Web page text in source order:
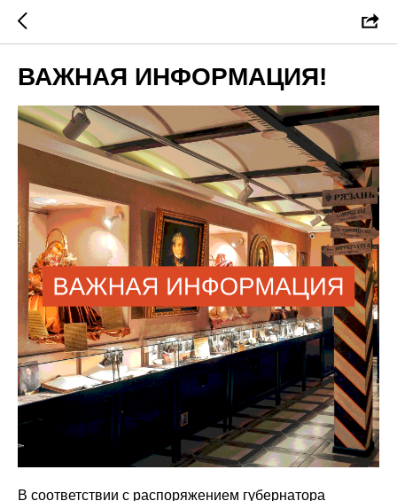
ВАЖНАЯ ИНФОРМАЦИЯ!
В соответствии с распоряжением губернатора